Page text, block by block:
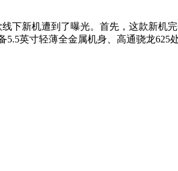
下新机遭到了曝光。首先，这款新机
5.5英寸轻薄全金属机身、高通骁龙625